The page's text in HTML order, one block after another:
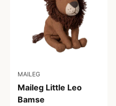
MAILEG
Maileg Little Leo
Bamse